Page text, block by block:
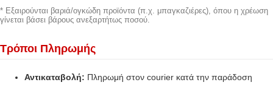
* Εξαιρούνται βαριά/ογκώδη προϊόντα (π.χ. μπαγκαζιέρες), όπου η χρέωση
γίνεται βάσει βάρους ανεξαρτήτως ποσού.
Τρόποι Πληρωμής
Αντικαταβολή: Πληρωμή στον courier κατά την παράδοση